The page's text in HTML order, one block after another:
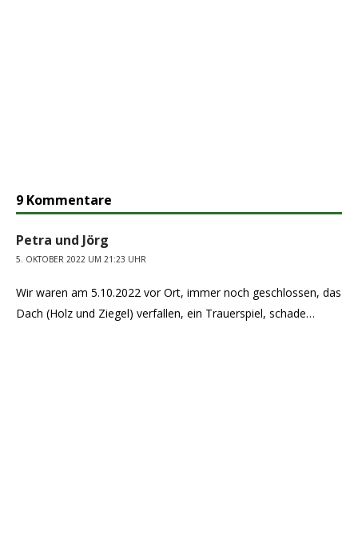
9 Kommentare
Petra und Jörg
5. OKTOBER 2022 UM 21:23 UHR
Wir waren am 5.10.2022 vor Ort, immer noch geschlossen, das
Dach (Holz und Ziegel) verfallen, ein Trauerspiel, schade…